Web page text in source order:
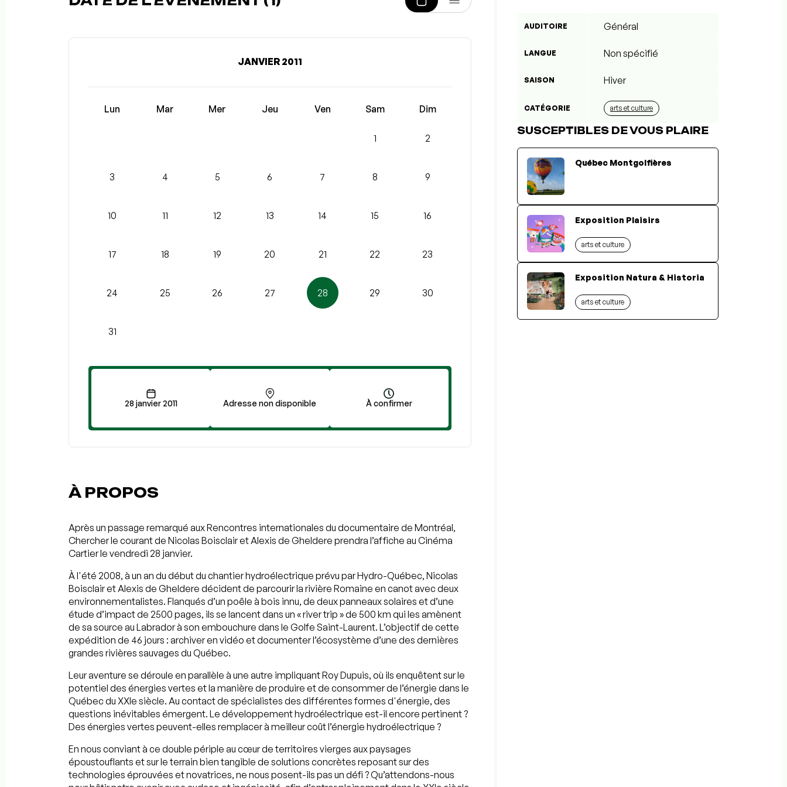
JANVIER 2011
Lun Mar Mer Jeu Ven Sam Dim
1 2
3 4 5 6 7 8 9
10 11 12 13 14 15 16
17 18 19 20 21 22 23
24 25 26 27 28 29 30
31
28 janvier 2011 Adresse non disponible À confirmer
À PROPOS
Après un passage remarqué aux Rencontres internationales du documentaire de Montréal,
Chercher le courant de Nicolas Boisclair et Alexis de Gheldere prendra l’affiche au Cinéma
Cartier le vendredi 28 janvier.
À l'été 2008, à un an du début du chantier hydroélectrique prévu par Hydro-Québec, Nicolas
Boisclair et Alexis de Gheldere décident de parcourir la rivière Romaine en canot avec deux
environnementalistes. Flanqués d’un poêle à bois innu, de deux panneaux solaires et d’une
étude d’impact de 2500 pages, ils se lancent dans un « river trip » de 500 km qui les amènent
de sa source au Labrador à son embouchure dans le Golfe Saint-Laurent. L’objectif de cette
expédition de 46 jours : archiver en vidéo et documenter l’écosystème d’une des dernières
grandes rivières sauvages du Québec.
Leur aventure se déroule en parallèle à une autre impliquant Roy Dupuis, où ils enquêtent sur le
potentiel des énergies vertes et la manière de produire et de consommer de l’énergie dans le
Québec du XXIe siècle. Au contact de spécialistes des différentes formes d'énergie, des
questions inévitables émergent. Le développement hydroélectrique est-il encore pertinent ?
Des énergies vertes peuvent-elles remplacer à meilleur coût l’énergie hydroélectrique ?
En nous conviant à ce double périple au cœur de territoires vierges aux paysages
époustouflants et sur le terrain bien tangible de solutions concrètes reposant sur des
technologies éprouvées et novatrices, ne nous posent-ils pas un défi ? Qu’attendons-nous
AUDITOIRE Général
LANGUE Non spécifié
SAISON Hiver
CATÉGORIE arts et culture
SUSCEPTIBLES DE VOUS PLAIRE
Québec Montgolfières
Exposition Plaisirs
arts et culture
Exposition Natura & Historia
arts et culture